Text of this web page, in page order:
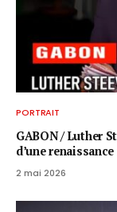
PORTRAIT
GABON / ​Luther
d’une
2 mai 2026